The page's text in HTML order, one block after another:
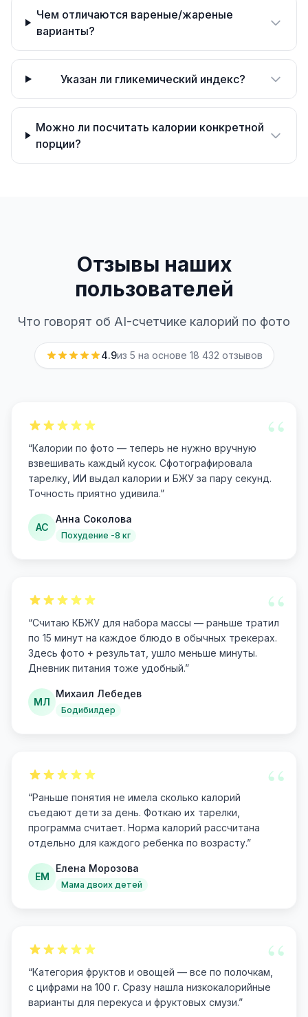
Чем отличаются вареные/жареные
варианты?
Указан ли гликемический индекс?
Можно ли посчитать калории конкретной
порции?
Отзывы наших
пользователей
Что говорят об AI-счетчике калорий по фото
4.9из 5 на основе 18 432 отзывов
“
“Калории по фото — теперь не нужно вручную
взвешивать каждый кусок. Сфотографировала
тарелку, ИИ выдал калории и БЖУ за пару секунд.
Точность приятно удивила.”
АС
Анна Соколова
Похудение -8 кг
“
“Считаю КБЖУ для набора массы — раньше тратил
по 15 минут на каждое блюдо в обычных трекерах.
Здесь фото + результат, ушло меньше минуты.
Дневник питания тоже удобный.”
МЛ
Михаил Лебедев
Бодибилдер
“
“Раньше понятия не имела сколько калорий
съедают дети за день. Фоткаю их тарелки,
программа считает. Норма калорий рассчитана
отдельно для каждого ребенка по возрасту.”
ЕМ
Елена Морозова
Мама двоих детей
“
“Категория фруктов и овощей — все по полочкам,
с цифрами на 100 г. Сразу нашла низкокалорийные
варианты для перекуса и фруктовых смузи.”